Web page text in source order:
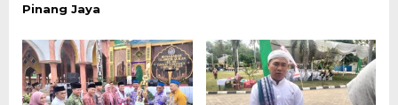
Pinang Jaya